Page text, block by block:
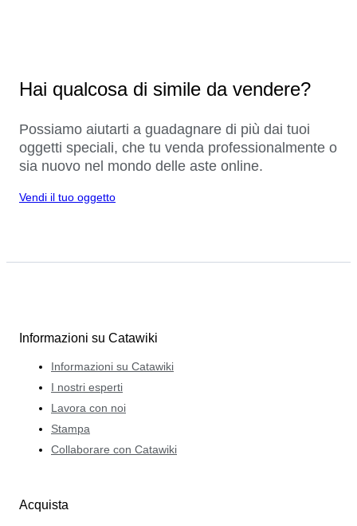
Hai qualcosa di simile da vendere?
Possiamo aiutarti a guadagnare di più dai tuoi
oggetti speciali, che tu venda professionalmente o
sia nuovo nel mondo delle aste online.
Vendi il tuo oggetto
Informazioni su Catawiki
Informazioni su Catawiki
I nostri esperti
Lavora con noi
Stampa
Collaborare con Catawiki
Acquista